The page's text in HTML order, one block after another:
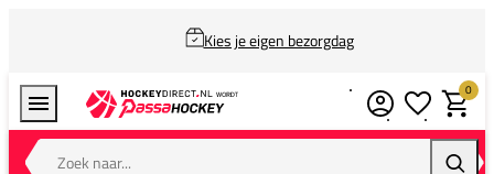
Kies je eigen bezorgdag
Zoek naar...
0